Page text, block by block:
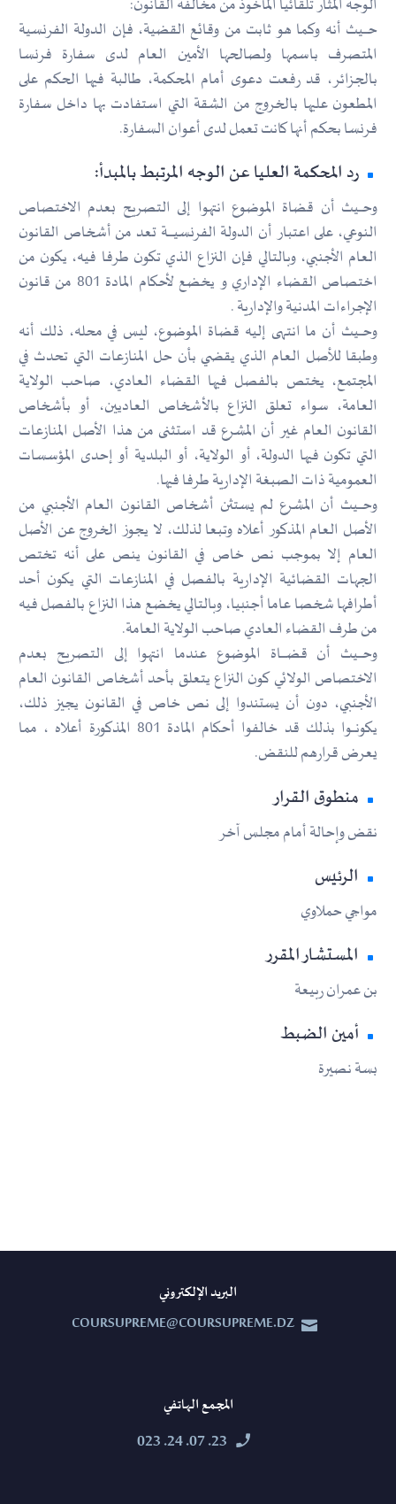
الوجه المثار تلقائيا المأخوذ من مخالفة القانون:
حـــــيث أنه وكما هو ثابت من وقائع القضية، فإن الدولة الفرنسية
المتصرف باسمها ولصالحها الأمين العام لدى سفارة فرنسا
بالجزائر، قد رفعت دعوى أمام المحكمة، طالبة فيها الحكم على
المطعون عليها بالخروج من الشقة التي استفادت بها داخل سفارة
فرنسا بحكم أنها كانت تعمل لدى أعوان السفارة.
رد المحكمة العليا عن الوجه المرتبط بالمبدأ:
وحــــيث أن قضاة الموضوع انتهوا إلى التصريح بعدم الاختصاص
النوعي، على اعتبار أن الدولة الفرنسيــــــة تعد من أشخاص القانون
العام الأجنبي، وبالتالي فإن النزاع الذي تكون طرفا فيه، يكون من
اختصاص القضاء الإداري و يخضع لأحكام المادة 801 من قانون
الإجراءات المدنية والإدارية .
وحــــيث أن ما انتهى إليه قضاة الموضوع، ليس في محله، ذلك أنه
وطبقا للأصل العام الذي يقضي بأن حل المنازعات التي تحدث في
المجتمع، يختص بالفصل فيها القضاء العادي، صاحب الولاية
العامة، سواء تعلق النزاع بالأشخاص العاديين، أو بأشخاص
القانون العام غير أن المشرع قد استثنى من هذا الأصل المنازعات
التي تكون فيها الدولة، أو الولاية، أو البلدية أو إحدى المؤسسات
العمومية ذات الصبغة الإدارية طرفا فيها.
وحـــــيث أن المشرع لم يستثن أشخاص القانون العام الأجنبي من
الأصل العام المذكور أعلاه وتبعا لذلك، لا يجوز الخروج عن الأصل
العام إلا بموجب نص خاص في القانون ينص على أنه تختص
الجهات القضائية الإدارية بالفصل في المنازعات التي يكون أحد
أطرافها شخصا عاما أجنبيا، وبالتالي يخضع هذا النزاع بالفصل فيه
من طرف القضاء العادي صاحب الولاية العامة.
وحـــــيث أن قضــــــاة الموضوع عندما انتهوا إلى التصريح بعدم
الاختصاص الولائي كون النزاع يتعلق بأحد أشخاص القانون العام
الأجنبي، دون أن يستندوا إلى نص خاص في القانون يجيز ذلك،
يكونــــوا بذلك قد خالفوا أحكام المادة 801 المذكورة أعلاه ، مما
يعرض قرارهم للنقض.
منطوق القرار
نقض وإحالة أمام مجلس آخر
الرئيس
مواجي حملاوي
المستشار المقرر
بن عمران ربيعة
أمين الضبط
بسة نصيرة
البريد الإلكتروني


COURSUPREME@COURSUPREME.DZ
المجمع الهاتفي


23. 07. 24. 023